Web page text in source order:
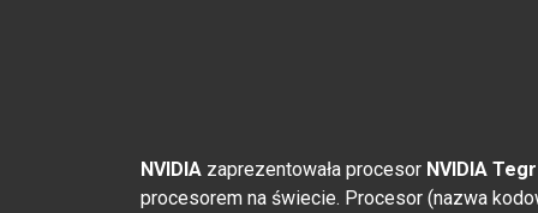
NVIDIA zaprezentowała procesor NVIDIA
procesorem na świecie. Procesor (nazwa